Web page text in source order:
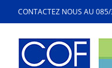
Passer
au
contenu
CONTACTEZ NOUS AU